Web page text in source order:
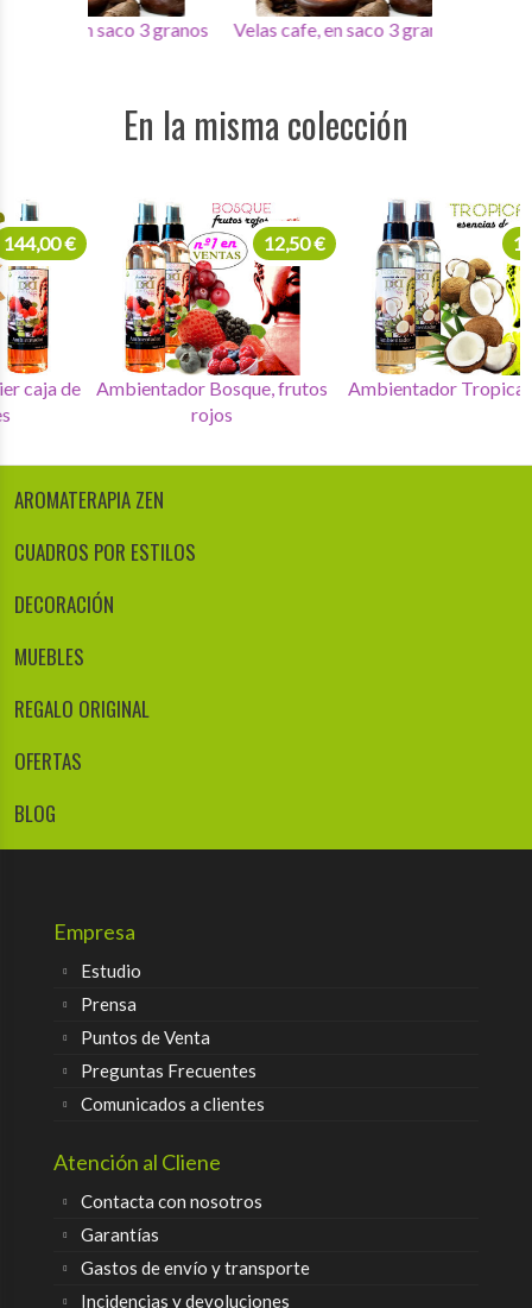
Velas cafe, en saco 3 granos Velas cafe, en saco 3
En la misma colección
Ambientadores delier caja de
144,00 €
Ambientador Bosque, frutos
12,50 €
AROMATERAPIA ZEN
CUADROS POR ESTILOS
DECORACIÓN
MUEBLES
REGALO ORIGINAL
OFERTAS
BLOG
Empresa
Estudio
Prensa
Puntos de Venta
Preguntas Frecuentes
Comunicados a clientes
Atención al Cliene
Contacta con nosotros
Garantías
Gastos de envío y transporte
Incidencias y devoluciones